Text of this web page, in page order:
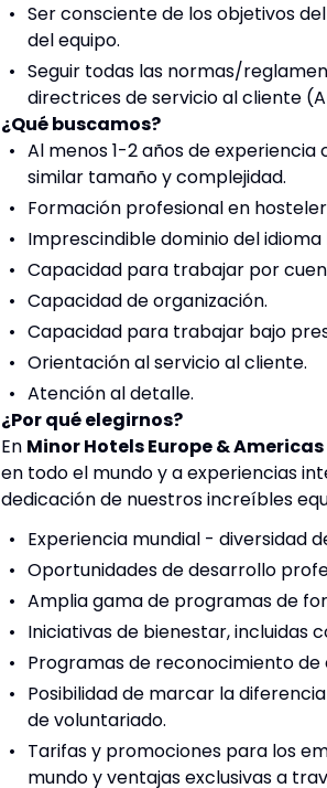
Ser consciente de los objetivos
del equipo.
Seguir todas las normas/
directrices de servicio al cliente
¿Qué buscamos?
Al menos 1-2 años de
similar tamaño y complejidad.
Formación profesional en
Imprescindible dominio del
Capacidad para trabajar por
Capacidad de organización.
Capacidad para trabajar bajo
Orientación al servicio al cliente.
Atención al detalle.
¿Por qué elegirnos?
En Minor Hotels Europe & Americas
en todo el mundo y a experiencias
dedicación de nuestros increíbles
Experiencia mundial - diversidad
Oportunidades de desarrollo
Amplia gama de programas de
Iniciativas de bienestar, incluidas
Programas de reconocimiento de
Posibilidad de marcar la
de voluntariado.
Tarifas y promociones para los
mundo y ventajas exclusivas a